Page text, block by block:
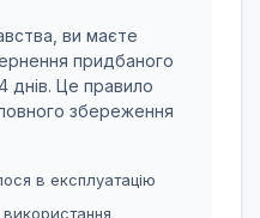
ви маєте
придбаного
днів. Це правило
збереження
в експлуатацію
використання